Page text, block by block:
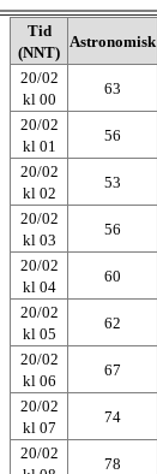
Tid
(NNT)
Astronomisk
20/02
kl 00
63
20/02
kl 01
56
20/02
kl 02
53
20/02
kl 03
56
20/02
kl 04
60
20/02
kl 05
62
20/02
kl 06
67
20/02
kl 07
74
20/02
78